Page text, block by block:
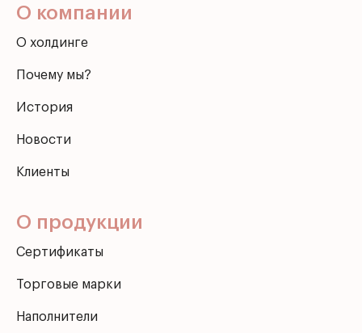
О компании
О холдинге
Почему мы?
История
Новости
Клиенты
О продукции
Сертификаты
Торговые марки
Наполнители